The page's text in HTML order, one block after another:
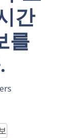
간
를